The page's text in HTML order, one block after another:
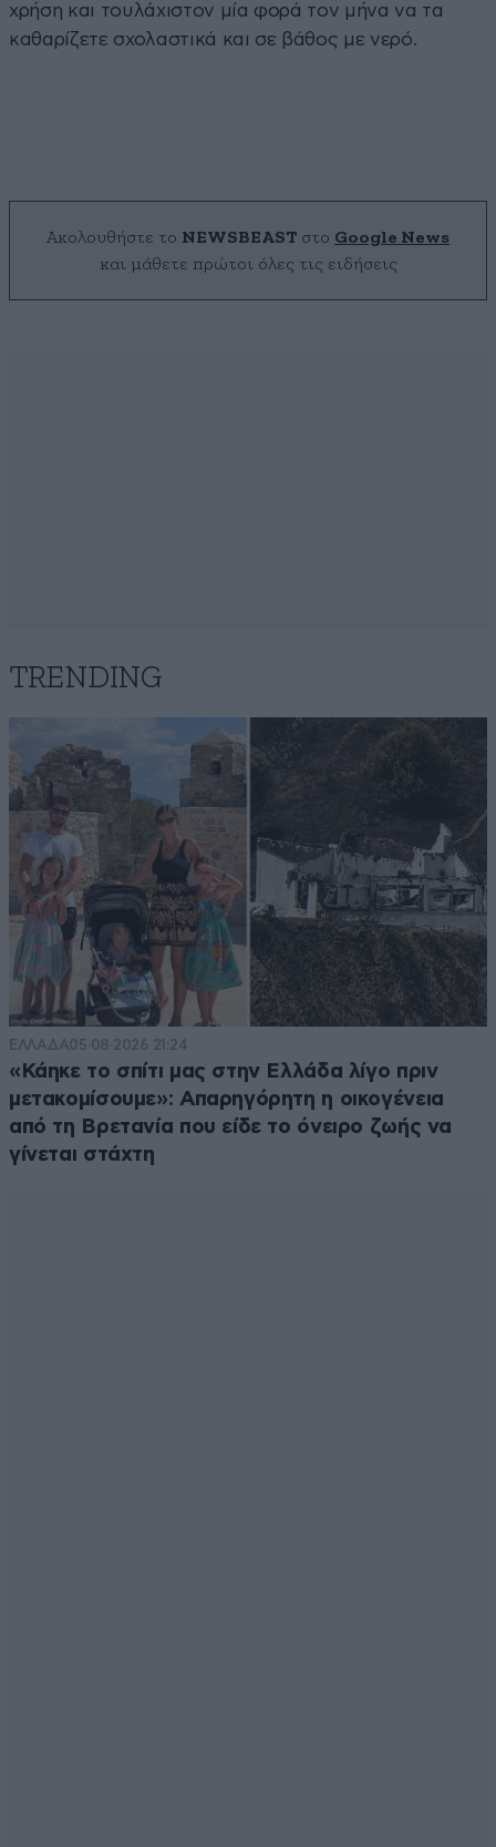
χρήση και τουλάχιστον μία φορά τον μήνα να τα
καθαρίζετε σχολαστικά και σε βάθος με νερό.
Ακολουθήστε το NEWSBEAST στο Google News
και μάθετε πρώτοι όλες τις ειδήσεις
TRENDING
ΕΛΛΑΔΑ05·08·2026 21:24
«Κάηκε το σπίτι μας στην Ελλάδα λίγο πριν
μετακομίσουμε»: Απαρηγόρητη η οικογένεια
από τη Βρετανία που είδε το όνειρο ζωής να
γίνεται στάχτη